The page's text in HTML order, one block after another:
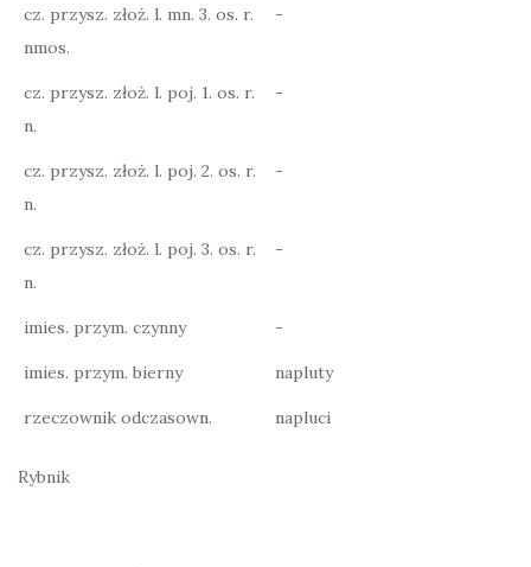
cz. przysz. złoż. l. mn. 3. os. r.
nmos.
-
cz. przysz. złoż. l. poj. 1. os. r.
n.
-
cz. przysz. złoż. l. poj. 2. os. r.
n.
-
cz. przysz. złoż. l. poj. 3. os. r.
n.
-
imies. przym. czynny -
imies. przym. bierny napluty
rzeczownik odczasown. napluci
Rybnik